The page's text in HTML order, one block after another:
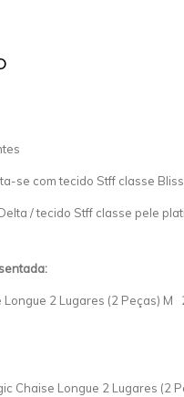
se com tecido Stff classe Bliss
/ tecido Stff classe pele
Longue 2 Lugares (2 Peças) M
Chaise Longue 2 Lugares (2